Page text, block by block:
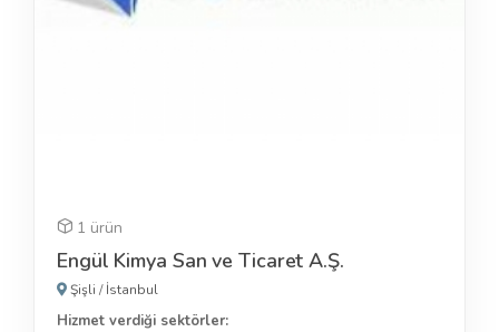
1 ürün
Engül Kimya San ve Ticaret A.Ş.
Şişli /İstanbul
Hizmet verdiği sektörler: